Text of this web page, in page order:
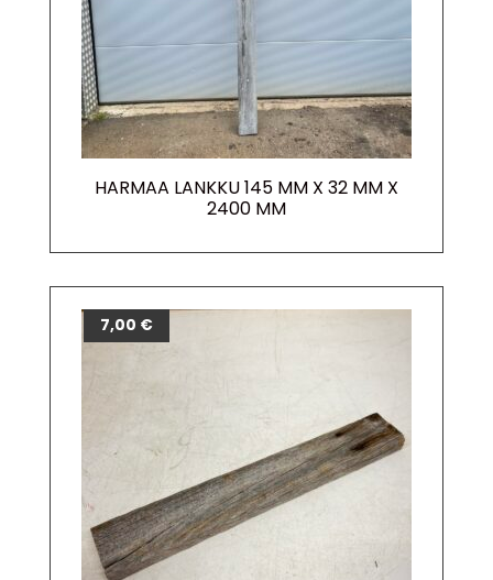
HARMAA LANKKU 145 MM X 32 MM X
2400 MM
7,00 €